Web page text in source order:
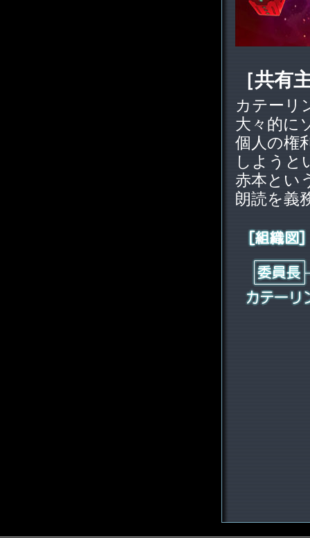
［共有
カテーリ
大々的に
個人の権
しようと
赤本とい
朗読を義